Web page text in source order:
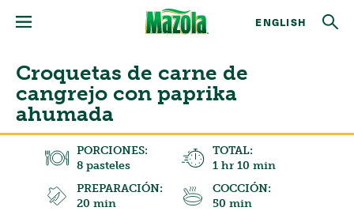
ENGLISH
Croquetas de carne de
cangrejo con paprika
ahumada
PORCIONES:
8 pasteles
TOTAL:
1 hr 10 min
PREPARACIÓN:
20 min
COCCIÓN:
50 min